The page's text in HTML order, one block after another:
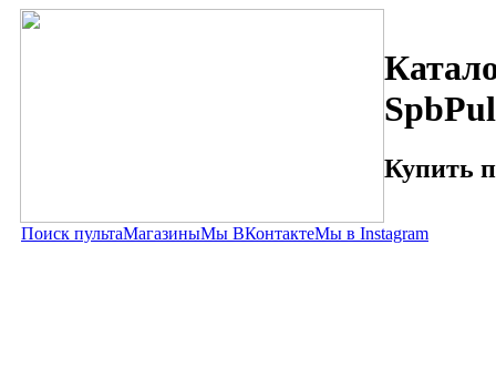
Купить
Поиск пультаМагазиныМы ВКонтактеМы в Instagram